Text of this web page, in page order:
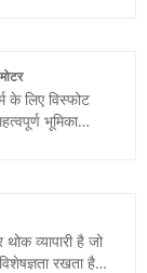
एक साथ झेलने की
से विभिन्न
बलों की
के लिए विस्फोट
भूमिका
समाधान
व्यापारी है जो
रखता है।